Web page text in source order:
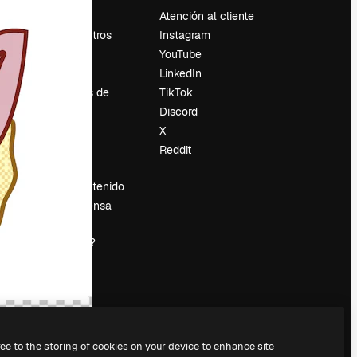
Sobre nosotros
Tendencias de
Vender contenido
Sala de prensa
magnific.ai?
Atención al cliente
Instagram
YouTube
LinkedIn
TikTok
Discord
X
Reddit
to the storing of cookies on your device to enhance site